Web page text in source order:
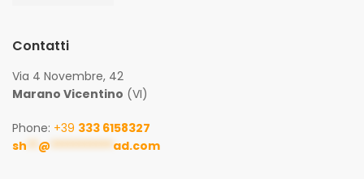
Contatti
Via 4 Novembre, 42
Marano Vicentino (VI)
Phone: +39 333 6158327
sh ** @ *********** ad.com